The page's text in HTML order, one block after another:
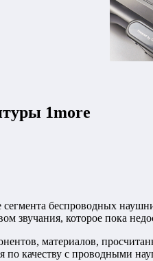
1more
сегмента беспроводных
звучания, которое пока
материалов,
качеству с проводными